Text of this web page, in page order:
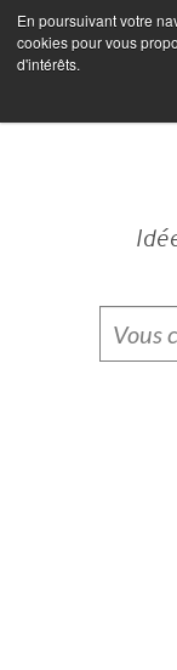
En poursuivant votre
cookies pour vous
d'intérêts.